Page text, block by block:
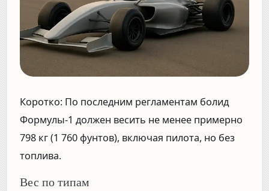
Коротко: По последним регламентам болид
Формулы-1 должен весить не менее примерно
798 кг (1 760 фунтов), включая пилота, но без
топлива.
Вес по типам